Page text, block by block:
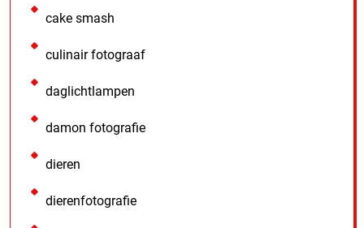
cake smash
culinair fotograaf
daglichtlampen
damon fotografie
dieren
dierenfotografie